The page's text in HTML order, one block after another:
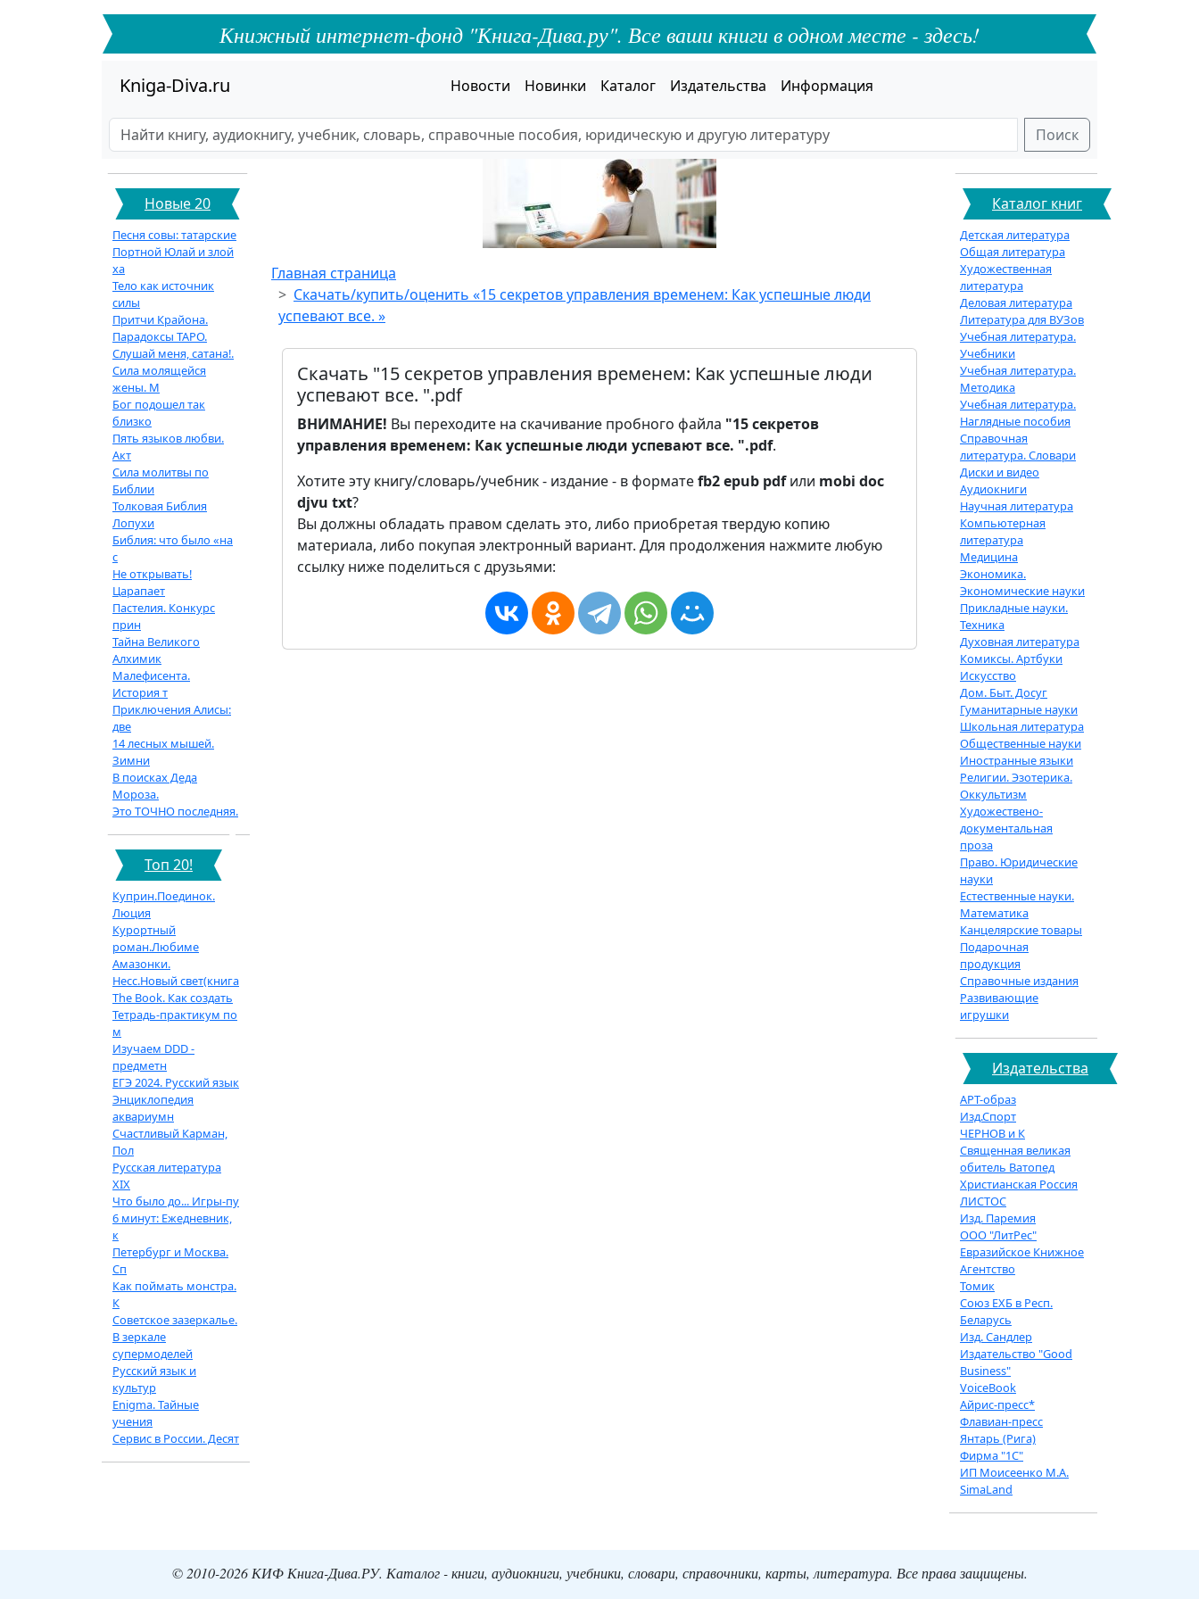
Книжный интернет-фонд "Книга-Дива.ру". Все ваши книги в одном месте - здесь!
Kniga-Diva.ru Новости Новинки Каталог Издательства Информация
Поиск
Новые 20
Песня совы: татарские
Портной Юлай и злой
ха
Тело как источник
силы
Притчи Крайона.
Парадоксы ТАРО.
Слушай меня, сатана!.
Сила молящейся
жены. М
Бог подошел так
близко
Пять языков любви.
Акт
Сила молитвы по
Библии
Толковая Библия
Лопухи
Библия: что было «на
с
Не открывать!
Царапает
Пастелия. Конкурс
прин
Тайна Великого
Алхимик
Малефисента.
История т
Приключения Алисы:
две
14 лесных мышей.
Зимни
В поисках Деда
Мороза.
Это ТОЧНО последняя.
Топ 20!
Куприн.Поединок.
Люция
Курортный
роман.Любиме
Амазонки.
Несс.Новый свет(книга
The Book. Как создать
Тетрадь-практикум по
м
Изучаем DDD -
предметн
ЕГЭ 2024. Русский язык
Энциклопедия
аквариумн
Счастливый Карман,
Пол
Русская литература
XIX
Что было до... Игры-пу
6 минут: Ежедневник,
к
Петербург и Москва.
Сп
Как поймать монстра.
К
Советское зазеркалье.
В зеркале
супермоделей
Русский язык и
культур
Enigma. Тайные
учения
Сервис в России. Десят
Главная страница
Скачать/купить/оценить «15 секретов управления временем: Как успешные люди
успевают все. »
Скачать "15 секретов управления временем: Как успешные люди
успевают все. ".pdf
ВНИМАНИЕ! Вы переходите на скачивание пробного файла "15 секретов
управления временем: Как успешные люди успевают все. ".pdf.
Хотите эту книгу/словарь/учебник - издание - в форматеfb2epub pdfили mobi doc
djvu txt?
Вы должны обладать правом сделать это, либо приобретая твердую копию
материала, либо покупая электронный вариант. Для продолжения нажмите любую
ссылку ниже поделиться с друзьями:
Каталог книг
Детская литература
Общая литература
Художественная
литература
Деловая литература
Литература для ВУЗов
Учебная литература.
Учебники
Учебная литература.
Методика
Учебная литература.
Наглядные пособия
Справочная
литература. Словари
Диски и видео
Аудиокниги
Научная литература
Компьютерная
литература
Медицина
Экономика.
Экономические науки
Прикладные науки.
Техника
Духовная литература
Комиксы. Артбуки
Искусство
Дом. Быт. Досуг
Гуманитарные науки
Школьная литература
Общественные науки
Иностранные языки
Религии. Эзотерика.
Оккультизм
Художествено-
документальная
проза
Право. Юридические
науки
Естественные науки.
Математика
Канцелярские товары
Подарочная
продукция
Справочные издания
Развивающие
игрушки
Издательства
АРТ-образ
Изд.Спорт
ЧЕРНОВ и К
Священная великая
обитель Ватопед
Христианская Россия
ЛИСТОС
Изд. Паремия
ООО "ЛитРес"
Евразийское Книжное
Агентство
Томик
Союз ЕХБ в Респ.
Беларусь
Изд. Сандлер
Издательство "Good
Business"
VoiceBook
Айрис-пресс*
Флавиан-пресс
Янтарь (Рига)
Фирма "1С"
ИП Моисеенко М.А.
SimaLand
© 2010-2026 КИФ Книга-Дива.РУ. Каталог - книги, аудиокниги, учебники, словари, справочники, карты, литература. Все права защищены.